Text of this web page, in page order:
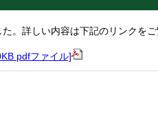
。詳しい内容は下記のリンクをご
pdfファイル]